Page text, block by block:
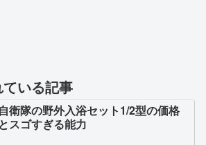
いる記事
自衛隊の野外入浴セット1/2型の価格
とスゴすぎる能力